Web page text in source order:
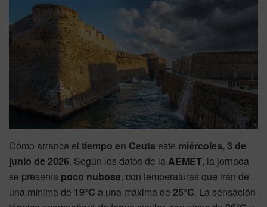
Cómo arranca el tiempo en Ceuta este miércoles, 3 de
junio de 2026. Según los datos de laAEMET, la jornada
se presenta poco nubosa, con temperaturas que irán de
una mínima de 19°C a una máxima de 25°C. La sensación